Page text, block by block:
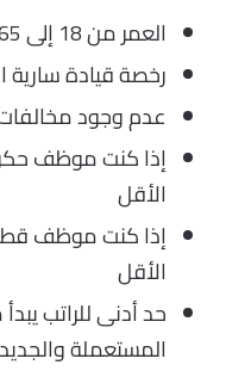
العمر من 18 إلى 65 سنة
رخصة قيادة
عدم وجود
إذا كنت موظف
الأقل
الأقل
المستعملة